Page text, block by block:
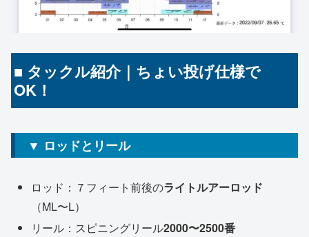
■ タックル紹介｜ちょい投げ仕様で
OK！
▼ ロッドとリール
ロッド：７フィート前後のライトルアーロッド
（ML〜L）
リール：スピニングリール2000〜2500番